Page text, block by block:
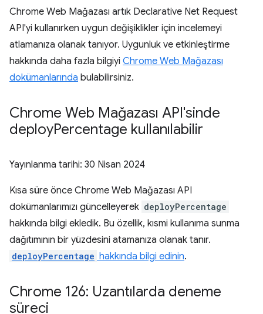
Chrome Web Mağazası artık Declarative Net Request
API'yi kullanırken uygun değişiklikler için incelemeyi
atlamanıza olanak tanıyor. Uygunluk ve etkinleştirme
hakkında daha fazla bilgiyi Chrome Web Mağazası
dokümanlarında bulabilirsiniz.
Chrome Web Mağazası API'sinde
deployPercentage kullanılabilir
Yayınlanma tarihi: 30 Nisan 2024
Kısa süre önce Chrome Web Mağazası API
dokümanlarımızı güncelleyerek deployPercentage
hakkında bilgi ekledik. Bu özellik, kısmi kullanıma sunma
dağıtımının bir yüzdesini atamanıza olanak tanır.
deployPercentage hakkında bilgi edinin.
Chrome 126: Uzantılarda deneme
süreci